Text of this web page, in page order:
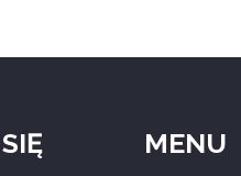
MENU